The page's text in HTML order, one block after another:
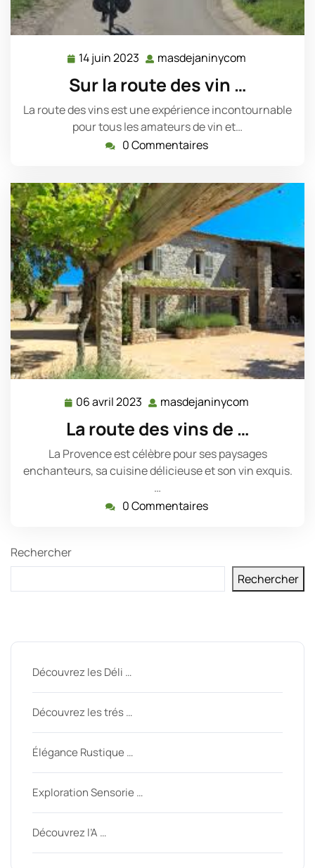
14 juin 2023 14
juin
2023
masdejaninycom
Sur la route des vin …
La route des vins est une expérience incontournable
pour tous les amateurs de vin et…
0 Commentaires
06 avril 2023 06
avril
2023
masdejaninycom
La route des vins de …
La Provence est célèbre pour ses paysages
enchanteurs, sa cuisine délicieuse et son vin exquis.
…
0 Commentaires
Rechercher
Rechercher
Découvrez les Déli …
Découvrez les trés …
Élégance Rustique …
Exploration Sensorie …
Découvrez l’A …